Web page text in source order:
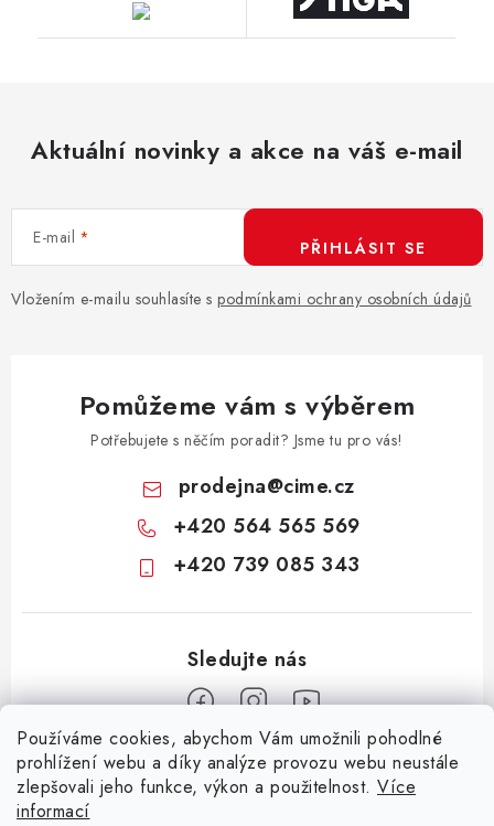
Používáme cookies, abychom Vám umožnili pohodlné
prohlížení webu a díky analýze provozu webu neustále
zlepšovali jeho funkce, výkon a použitelnost. Více
informací
Aktuální novinky a akce na váš e-mail
E-mail
Vložením e-mailu souhlasíte s podmínkami ochrany osobních údajů
PŘIHLÁSIT SE
Pomůžeme vám s výběrem
Potřebujete s něčím poradit? Jsme tu pro vás!
prodejna@cime.cz
+420 564 565 569
+420 739 085 343
Informace pro vás